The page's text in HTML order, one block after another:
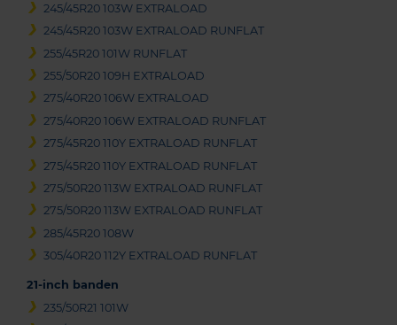
245/45R20 103W EXTRALOAD
245/45R20 103W EXTRALOAD RUNFLAT
255/45R20 101W RUNFLAT
255/50R20 109H EXTRALOAD
275/40R20 106W EXTRALOAD
275/40R20 106W EXTRALOAD RUNFLAT
275/45R20 110Y EXTRALOAD RUNFLAT
275/45R20 110Y EXTRALOAD RUNFLAT
275/50R20 113W EXTRALOAD RUNFLAT
275/50R20 113W EXTRALOAD RUNFLAT
285/45R20 108W
305/40R20 112Y EXTRALOAD RUNFLAT
21-inch banden
235/50R21 101W